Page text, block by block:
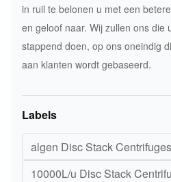
in ruil te belonen u met een
en geloof naar. Wij zullen ons die
stappend doen, op ons oneindig
aan klanten wordt gebaseerd.
Labels
algen Disc Stack Centrifuges
10000L/u Disc Stack